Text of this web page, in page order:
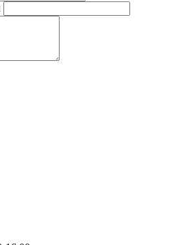
- ul. Blokowa 8, Warszawa